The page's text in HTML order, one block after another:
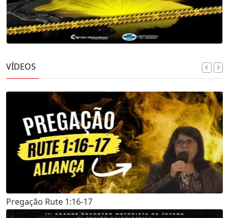
VÍDEOS
Pregação Rute 1:16-17